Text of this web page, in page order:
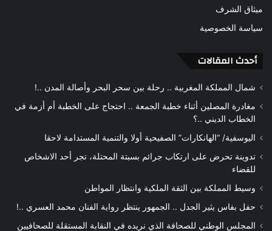
ميثاق الشرف
سياسة الخصوصية
أحدث المقالات
شمال المملكة المغربية .. رحلة بين سحر البحر وأصالة المدن ..!
مغادرة المصلين أثناء خطبة الجمعة .. احتجاج على الخطبة أم أزمة في
الخطاب الديني ..؟
اليوسفية/ “الهانكارات” الصفيحية أولا والتنمية المستدامة لاحقا
تدوينة تحرض على ارتكاب جرائم بسبتة المحتلة، تجر أحد الاشخاص
للقضاء
وسيط المملكة بين الثقة الملكية وانتظار المواطن
حفل بفاس يثير الجدل .. الجمهور ينتظر رواية الفنان محمد العسري ..!
المجلس الوطني للصحافة الذي نريده في النقابة المستقلة للصحافيين